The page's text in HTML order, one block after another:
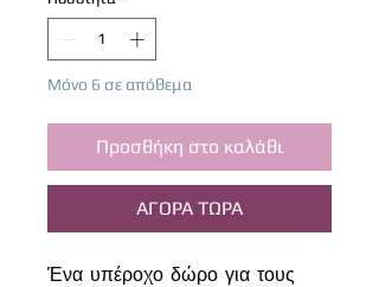
Μόνο 6 σε απόθεμα
Προσθήκη στο καλάθι
ΑΓΟΡΑ ΤΩΡΑ
Ένα υπέροχο δώρο για τους